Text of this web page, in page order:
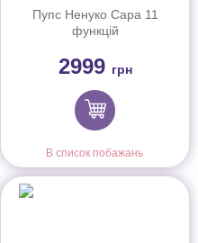
Пупс Ненуко Сара 11
функцій
2999 грн
В список побажань